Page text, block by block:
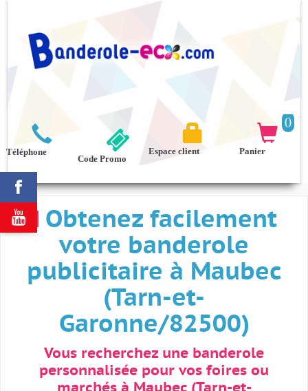



Téléphone
0

Panier

Espace client
Code Promo
Obtenez facilement
votre banderole
publicitaire à Maubec
(Tarn-et-
Garonne/82500)
Vous recherchez une banderole
personnalisée pour vos foires ou